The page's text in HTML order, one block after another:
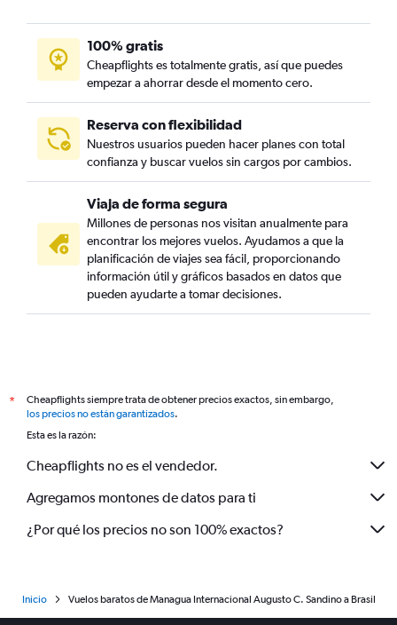
100% gratis
Cheapflights es totalmente gratis, así que puedes
empezar a ahorrar desde el momento cero.
Reserva con flexibilidad
Nuestros usuarios pueden hacer planes con total
confianza y buscar vuelos sin cargos por cambios.
Viaja de forma segura
Millones de personas nos visitan anualmente para
encontrar los mejores vuelos. Ayudamos a que la
planificación de viajes sea fácil, proporcionando
información útil y gráficos basados en datos que
pueden ayudarte a tomar decisiones.
*
Cheapflights siempre trata de obtener precios exactos, sin embargo,
los precios no están garantizados.
Esta es la razón:
Cheapflights no es el vendedor.
Agregamos montones de datos para ti
¿Por qué los precios no son 100% exactos?
Inicio Vuelos baratos de Managua Internacional Augusto C. Sandino a Brasil